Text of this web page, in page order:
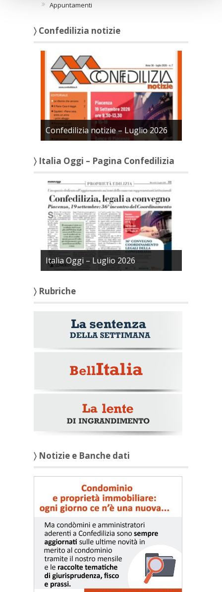
Appuntamenti
〉 Confedilizia notizie
Confedilizia notizie – Luglio 2026
〉 Italia Oggi – Pagina Confedilizia
Italia Oggi – Luglio 2026
〉 Rubriche
〉 Notizie e Banche dati